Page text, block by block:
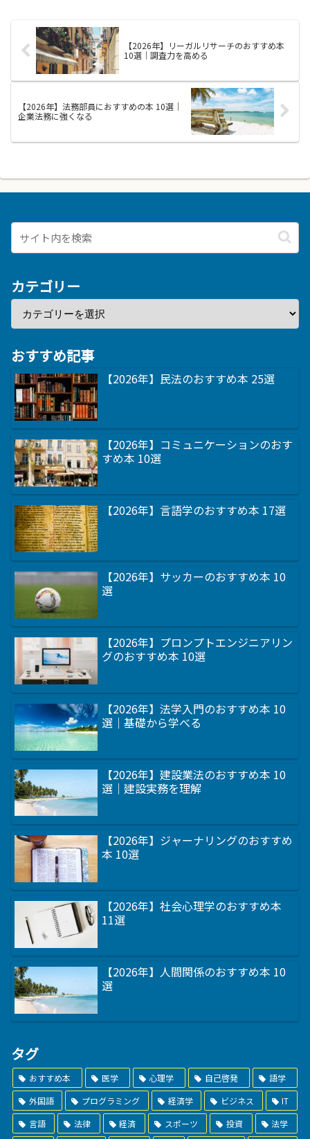
力が身につきます。この記事は、
そのテーマを学ぶ人にとって難
し...
【2026年】リーガルリサーチのおすすめ本
10選｜調査力を高める
【2026年】法務部員におすすめの本 10選｜
企業法務に強くなる
カテゴリー
おすすめ記事
【2026年】民法のおすすめ本 25選
【2026年】コミュニケーションのおす
すめ本 10選
【2026年】言語学のおすすめ本 17選
【2026年】サッカーのおすすめ本 10
選
【2026年】プロンプトエンジニアリン
グのおすすめ本 10選
【2026年】法学入門のおすすめ本 10
選｜基礎から学べる
【2026年】建設業法のおすすめ本 10
選｜建設実務を理解
【2026年】ジャーナリングのおすすめ
本 10選
【2026年】社会心理学のおすすめ本
11選
【2026年】人間関係のおすすめ本 10
選
タグ
おすすめ本 医学 心理学 自己啓発
語学
外国語
プログラミング 経済学 ビジネス
IT
言語
法律 経済 スポーツ 投資 法学